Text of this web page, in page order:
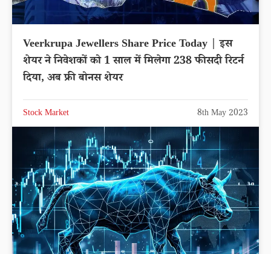
Veerkrupa Jewellers Share Price Today | इस
शेयर ने निवेशकों को 1 साल में मिलेगा 238 फीसदी रिटर्न
दिया, अब फ्री बोनस शेयर
Stock Market 8th May 2023